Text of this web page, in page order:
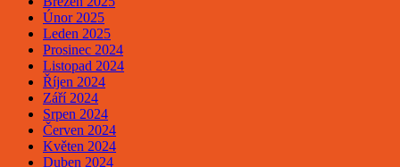
Únor 2025
Leden 2025
Prosinec 2024
Listopad 2024
Říjen 2024
Září 2024
Srpen 2024
Červen 2024
Květen 2024
Duben 2024